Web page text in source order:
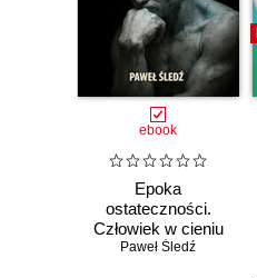
ebook
Epoka
ostateczności.
Człowiek w cieniu
AI
Paweł Śledź